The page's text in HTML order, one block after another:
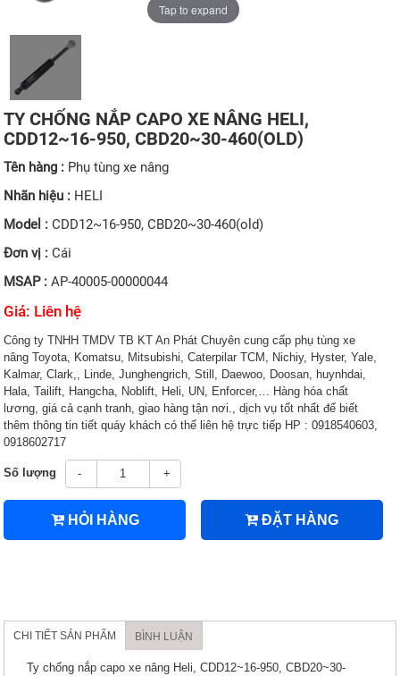
Tap to expand
TY CHỐNG NẮP CAPO XE NÂNG HELI,
CDD12~16-950, CBD20~30-460(OLD)
Tên hàng : Phụ tùng xe nâng
Nhãn hiệu : HELI
Model :CDD12~16-950, CBD20~30-460(old)
Đơn vị :Cái
MSAP :AP-40005-00000044
Giá: Liên hệ
Công ty TNHH TMDV TB KT An Phát Chuyên cung cấp phụ tùng xe
nâng Toyota, Komatsu, Mitsubishi, Caterpilar TCM, Nichiy, Hyster, Yale,
Kalmar, Clark,, Linde, Junghengrich, Still, Daewoo, Doosan, huynhdai,
Hala, Tailift, Hangcha, Noblift, Heli, UN, Enforcer,… Hàng hóa chất
lương, giá cả cạnh tranh, giao hàng tận nơi., dịch vụ tốt nhất để biết
thêm thông tin tiết quáy khách có thể liên hệ trực tiếp HP : 0918540603,
0918602717
Số lượng - +
HỎI HÀNG ĐẶT HÀNG
CHI TIẾT SẢN PHẨM BÌNH LUẬN
Ty chống nắp capo xe nâng Heli, CDD12~16-950, CBD20~30-